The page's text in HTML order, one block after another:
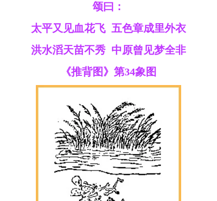
颂曰：
太平又见血花飞 五色章成里外衣
洪水滔天苗不秀 中原曾见梦全非
《推背图》第34象图